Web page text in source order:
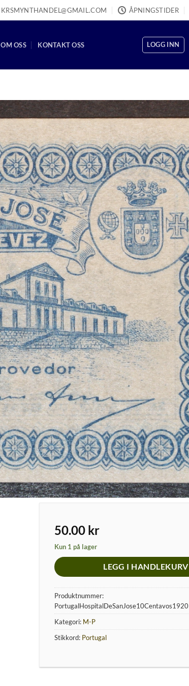
KRSMYNTHANDEL@GMAIL.COM ÅPNINGSTIDER
OM OSS KONTAKT OSS LOGG INN
50.00 kr
Kun 1 på lager
LEGG I HANDLEKURV
Produktnummer:
PortugalHospitalDeSanJose10Centavos1920
Kategori: M-P
Stikkord: Portugal